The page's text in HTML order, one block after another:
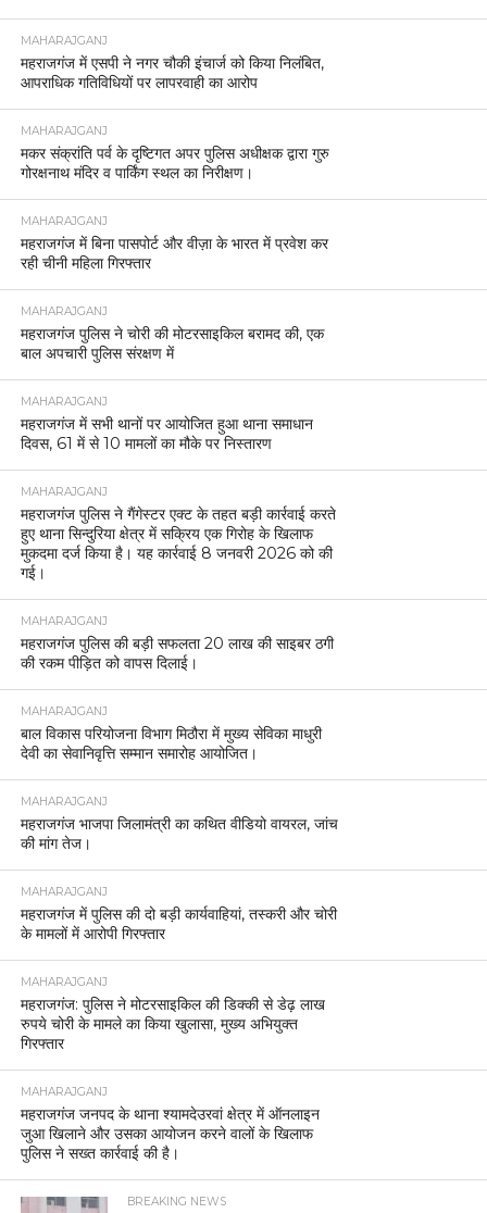
MAHARAJGANJ
महराजगंज में एसपी ने नगर चौकी इंचार्ज को किया निलंबित,
आपराधिक गतिविधियों पर लापरवाही का आरोप
MAHARAJGANJ
मकर संक्रांति पर्व के दृष्टिगत अपर पुलिस अधीक्षक द्वारा गुरु
गोरक्षनाथ मंदिर व पार्किंग स्थल का निरीक्षण।
MAHARAJGANJ
महराजगंज में बिना पासपोर्ट और वीज़ा के भारत में प्रवेश कर
रही चीनी महिला गिरफ्तार
MAHARAJGANJ
महराजगंज पुलिस ने चोरी की मोटरसाइकिल बरामद की, एक
बाल अपचारी पुलिस संरक्षण में
MAHARAJGANJ
महराजगंज में सभी थानों पर आयोजित हुआ थाना समाधान
दिवस, 61 में से 10 मामलों का मौके पर निस्तारण
MAHARAJGANJ
महराजगंज पुलिस ने गैंगेस्टर एक्ट के तहत बड़ी कार्रवाई करते
हुए थाना सिन्दुरिया क्षेत्र में सक्रिय एक गिरोह के खिलाफ
मुकदमा दर्ज किया है। यह कार्रवाई 8 जनवरी 2026 को की
गई।
MAHARAJGANJ
महराजगंज पुलिस की बड़ी सफलता 20 लाख की साइबर ठगी
की रकम पीड़ित को वापस दिलाई।
MAHARAJGANJ
बाल विकास परियोजना विभाग मिठौरा में मुख्य सेविका माधुरी
देवी का सेवानिवृत्ति सम्मान समारोह आयोजित।
MAHARAJGANJ
महराजगंज भाजपा जिलामंत्री का कथित वीडियो वायरल, जांच
की मांग तेज।
MAHARAJGANJ
महराजगंज में पुलिस की दो बड़ी कार्यवाहियां, तस्करी और चोरी
के मामलों में आरोपी गिरफ्तार
MAHARAJGANJ
महराजगंज: पुलिस ने मोटरसाइकिल की डिक्की से डेढ़ लाख
रुपये चोरी के मामले का किया खुलासा, मुख्य अभियुक्त
गिरफ्तार
MAHARAJGANJ
महराजगंज जनपद के थाना श्यामदेउरवां क्षेत्र में ऑनलाइन
जुआ खिलाने और उसका आयोजन करने वालों के खिलाफ
पुलिस ने सख्त कार्रवाई की है।
BREAKING NEWS